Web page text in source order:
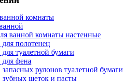
комнаты
ванной комнаты настенные
полотенец
туалетной бумаги
фена
рулонов туалетной бумаги
зубных щеток и пасты